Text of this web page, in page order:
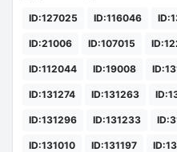
ID:127025 ID:116046
ID:21006 ID:107015
ID:112044 ID:19008
ID:131274 ID:131263
ID:131296 ID:131233
ID:131010 ID:131197